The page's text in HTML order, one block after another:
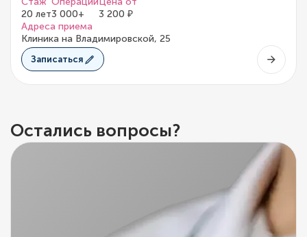
20 лет3 000+
3 200 ₽
Адреса приема
Клиника на Владимировской, 25
Записаться
Остались вопросы?